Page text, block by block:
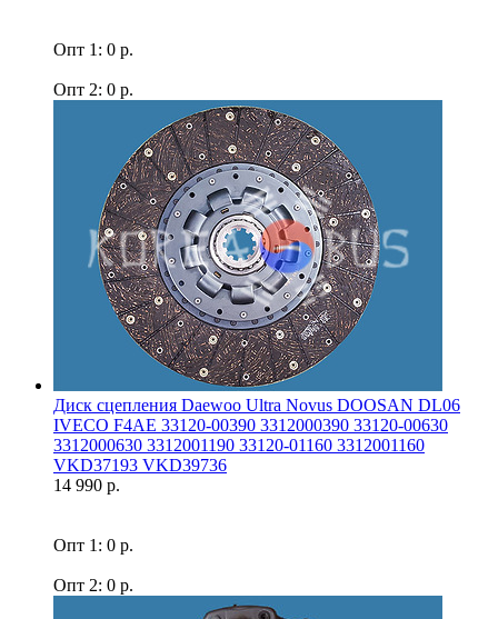
Опт 1: 0 р.
Опт 2: 0 р.
Диск сцепления Daewoo Ultra Novus DOOSAN DL06
IVECO F4AE 33120-00390 3312000390 33120-00630
3312000630 3312001190 33120-01160 3312001160
VKD37193 VKD39736
14 990 р.
Опт 1: 0 р.
Опт 2: 0 р.